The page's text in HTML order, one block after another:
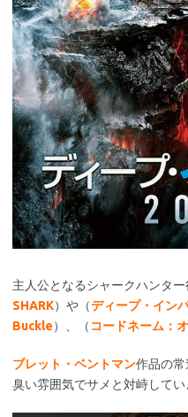
主人公となるシャークハンタ
SHARK）や（ディープ・イン
Buckle）、（ コードネーム：
ブレット・ベントマン作品の常
臭い雰囲気でサメと対峙してい